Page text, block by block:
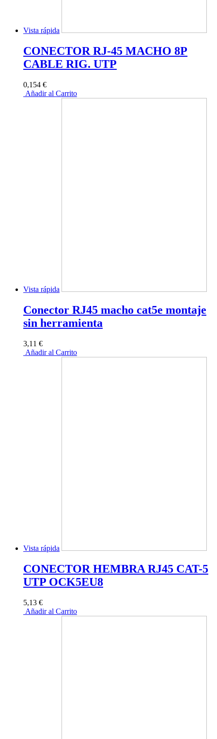
Vista rápida
CONECTOR RJ-45 MACHO 8P
CABLE RIG. UTP
0,154 €
Añadir al Carrito
Vista rápida
Conector RJ45 macho cat5e montaje
sin herramienta
3,11 €
Añadir al Carrito
Vista rápida
CONECTOR HEMBRA RJ45 CAT-5
UTP OCK5EU8
5,13 €
Añadir al Carrito